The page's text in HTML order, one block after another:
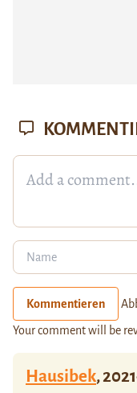
Kommentieren
Your comment will be
Hausibek,